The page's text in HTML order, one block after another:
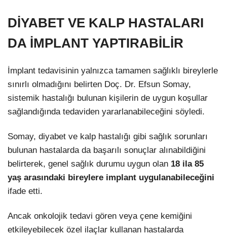
DİYABET VE KALP HASTALARI
DA İMPLANT YAPTIRABİLİR
İmplant tedavisinin yalnızca tamamen sağlıklı bireylerle
sınırlı olmadığını belirten Doç. Dr. Efsun Somay,
sistemik hastalığı bulunan kişilerin de uygun koşullar
sağlandığında tedaviden yararlanabileceğini söyledi.
Somay, diyabet ve kalp hastalığı gibi sağlık sorunları
bulunan hastalarda da başarılı sonuçlar alınabildiğini
belirterek, genel sağlık durumu uygun olan 18 ila 85
yaş arasındaki bireylere implant uygulanabileceğini
ifade etti.
Ancak onkolojik tedavi gören veya çene kemiğini
etkileyebilecek özel ilaçlar kullanan hastalarda